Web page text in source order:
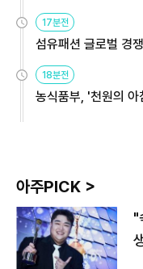
17분전
섬유패션 글로벌 경
18분전
농식품부, '천원의
아주PICK >
"